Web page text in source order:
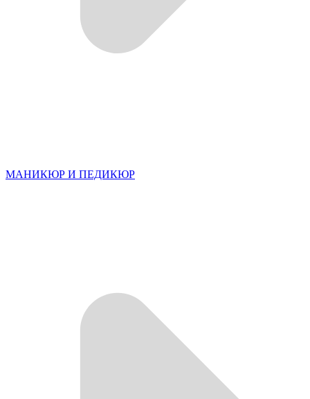
МАНИКЮР И ПЕДИКЮР